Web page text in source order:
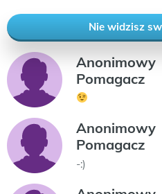
Nie widzisz
Anonimowy
Pomagacz
Anonimowy
Pomagacz
-:)